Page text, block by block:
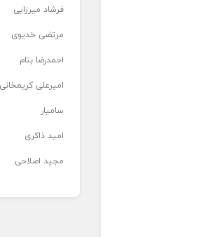
فرشاد میرزایی
مرتضی خدیوی
احمدرضا بنام
امیرعلی کریمخانی
سامیار
امید ذاکری
مجید اصلاحی